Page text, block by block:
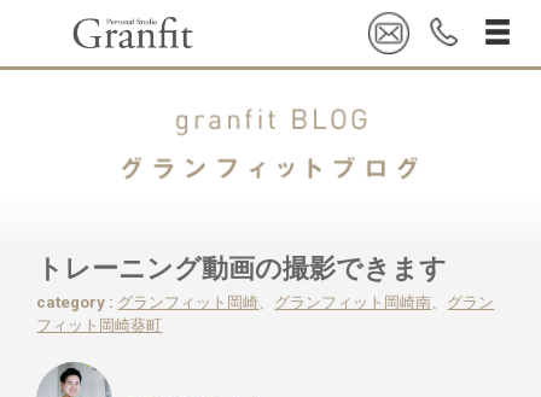
トレーニング動画の撮影できます
category : グランフィット岡崎 グランフィット岡崎南
グラン
フィット岡崎葵町